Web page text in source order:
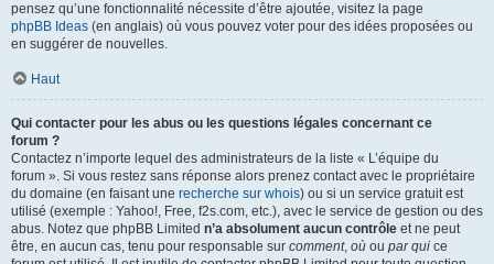
pensez qu’une fonctionnalité nécessite d’être ajoutée, visitez la page
phpBB Ideas (en anglais) où vous pouvez voter pour des idées proposées ou
en suggérer de nouvelles.
Haut
Qui contacter pour les abus ou les questions légales concernant ce
forum ?
Contactez n’importe lequel des administrateurs de la liste « L’équipe du
forum ». Si vous restez sans réponse alors prenez contact avec le propriétaire
du domaine (en faisant une recherche sur whois) ou si un service gratuit est
utilisé (exemple : Yahoo!, Free, f2s.com, etc.), avec le service de gestion ou des
abus. Notez que phpBB Limited n’a absolument aucun contrôle et ne peut
être, en aucun cas, tenu pour responsable sur comment, où ou par qui ce